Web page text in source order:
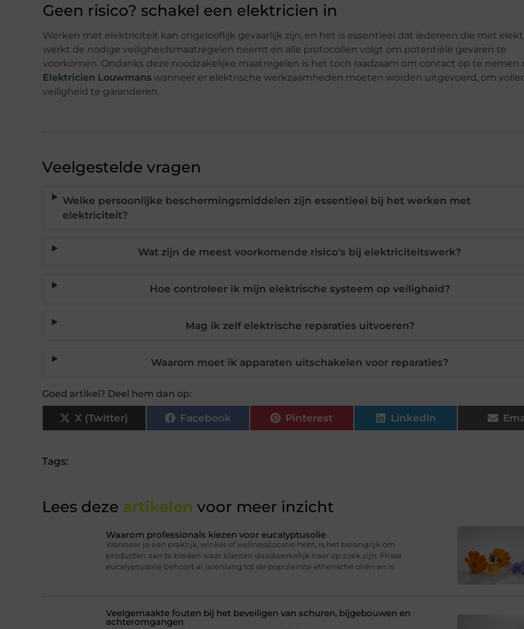
Geen risico? schakel een elektricien in
Werken met elektriciteit kan ongelooflijk gevaarlijk zijn, en het is essentieel dat iedereen die met
werkt de nodige veiligheidsmaatregelen neemt en alle protocollen volgt om potentiële gevaren te
voorkomen. Ondanks deze noodzakelijke maatregelen is het toch raadzaam om contact op te nemen
Elektricien Louwmans wanneer er elektrische werkzaamheden moeten worden uitgevoerd, om
veiligheid te garanderen.
Veelgestelde vragen
Welke persoonlijke beschermingsmiddelen zijn essentieel bij het werken met
elektriciteit?
Wat zijn de meest voorkomende risico's bij elektriciteitswerk?
Hoe controleer ik mijn elektrische systeem op veiligheid?
Mag ik zelf elektrische reparaties uitvoeren?
Waarom moet ik apparaten uitschakelen voor reparaties?
Goed artikel? Deel hem dan op:
X (Twitter) Facebook Pinterest LinkedIn
Tags:
Lees deze artikelen voor meer inzicht
Waarom professionals kiezen voor eucalyptusolie
Wanneer je een praktijk, winkel of wellnesslocatie hebt, is het belangrijk om
producten aan te bieden waar klanten daadwerkelijk naar op zoek zijn. Frisse
eucalyptusolie behoort al jarenlang tot de populairste etherische oliën en is
Veelgemaakte fouten bij het beveiligen van schuren, bijgebouwen en
achteromgangen